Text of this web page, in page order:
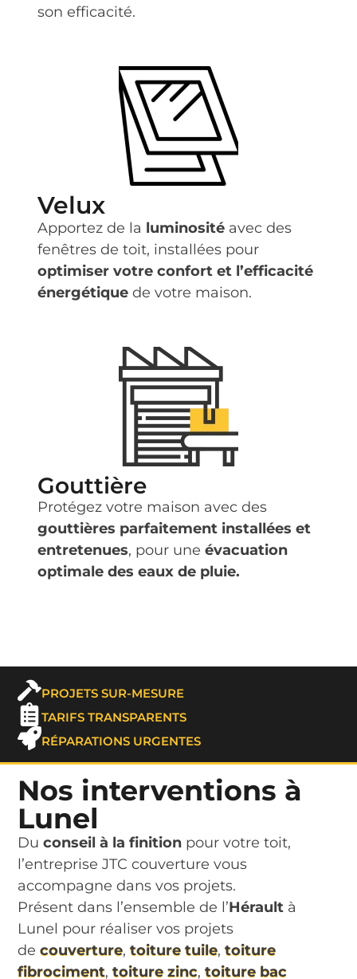
son efficacité.
Velux
Apportez de la luminosité avec des
fenêtres de toit, installées pour
optimiser votre confort et l’efficacité
énergétique de votre maison.
Gouttière
Protégez votre maison avec des
gouttières parfaitement installées et
entretenues, pour uneévacuation
optimale des eaux de pluie.
PROJETS SUR-MESURE
TARIFS TRANSPARENTS
RÉPARATIONS URGENTES
Nos interventions à
Lunel
Du conseil à la finition pour votre toit,
l’entreprise JTC couverture vous
accompagne dans vos projets.
Présent dans l’ensemble de l’Hérault à
Lunel pour réaliser vos projets
decouverture,toiture tuile,toiture
fibrociment,toiture zinc,toiture bac